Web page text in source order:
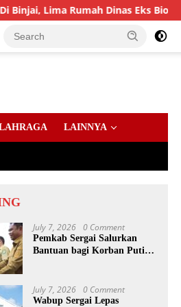
Dinas Eks Bioskop Ria Dibongkar
LAINNYA
July 7, 2026 0 Comment
Pemkab Sergai Salurkan
Bantuan bagi Korban Puting
July 7, 2026 0 Comment
Wabup Sergai Lepas